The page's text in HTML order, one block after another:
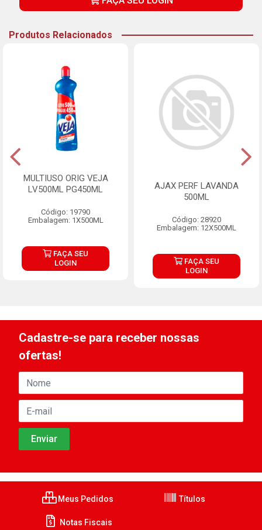
Produtos Relacionados
MULTIUSO ORIG VEJA
LV500ML PG450ML
Código: 19790
Embalagem: 1X500ML
FAÇA SEU
LOGIN
AJAX PERF LAVANDA
500ML
Código: 28920
Embalagem: 12X500ML
FAÇA SEU
LOGIN
Cadastre-se para receber nossas
ofertas!
Meus Pedidos Títulos
Notas Fiscais